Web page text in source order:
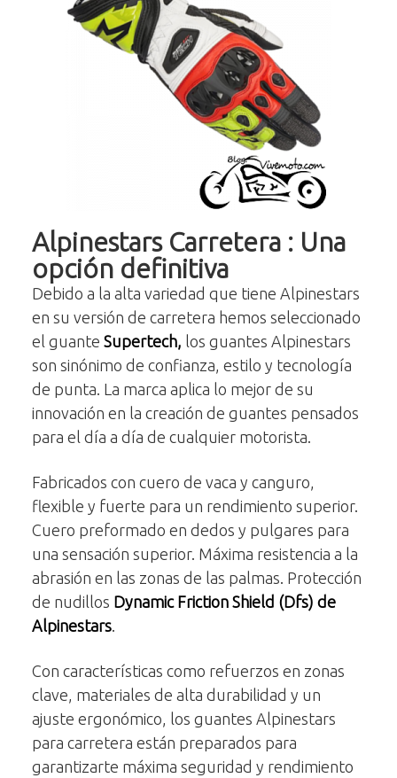
Alpinestars Carretera : Una
opción definitiva
Debido a la alta variedad que tiene Alpinestars
en su versión de carretera hemos seleccionado
el guante Supertech, los guantes Alpinestars
son sinónimo de confianza, estilo y tecnología
de punta. La marca aplica lo mejor de su
innovación en la creación de guantes pensados
para el día a día de cualquier motorista.
Fabricados con cuero de vaca y canguro,
flexible y fuerte para un rendimiento superior.
Cuero preformado en dedos y pulgares para
una sensación superior. Máxima resistencia a la
abrasión en las zonas de las palmas. Protección
de nudillos Dynamic Friction Shield (Dfs) de
Alpinestars.
Con características como refuerzos en zonas
clave, materiales de alta durabilidad y un
ajuste ergonómico, los guantes Alpinestars
para carretera están preparados para
garantizarte máxima seguridad y rendimiento